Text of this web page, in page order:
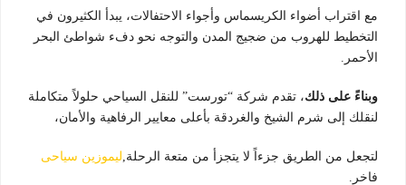
مع اقتراب أضواء الكريسماس وأجواء الاحتفالات، يبدأ الكثيرون في
التخطيط للهروب من ضجيج المدن والتوجه نحو دفء شواطئ البحر
الأحمر.
وبناءً على ذلك، تقدم شركة “تورست” للنقل السياحي حلولاً متكاملة
لنقلك إلى شرم الشيخ والغردقة بأعلى معايير الرفاهية والأمان،
لتجعل من الطريق جزءاً لا يتجزأ من متعة الرحلة,ليموزين سياحى
فاخر.